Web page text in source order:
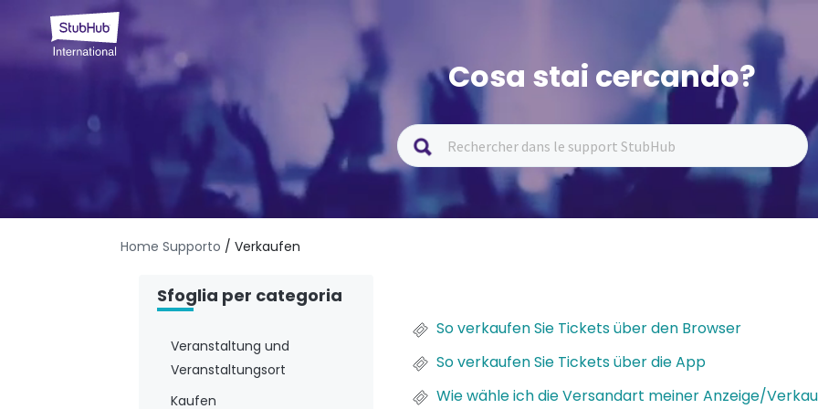
Cosa stai cercando?
Home Supporto / Verkaufen
Sfoglia per categoria
Veranstaltung und
Veranstaltungsort
Kaufen
So verkaufen Sie Tickets über den Browser
So verkaufen Sie Tickets über die App
Wie wähle ich die Versandart meiner Anzeige/